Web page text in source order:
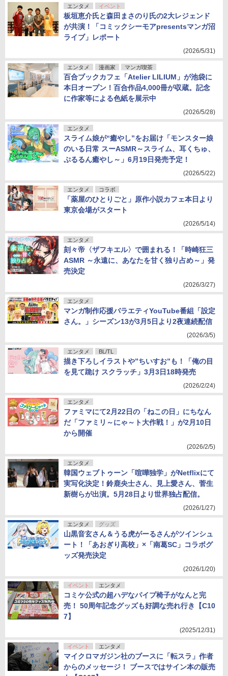
エンタメ イベント
板垣恵介氏と森田まさのり氏の2大レジェンド
が共演！「コミックシーモアpresentsマンガ沼
ライブ」レポート
(2026/5/31)
エンタメ 漫画家 マンガ喫茶
百合ブックカフェ「Atelier LILIUM」が池袋に
本日オープン！百合作品4,000冊が収蔵。記念
に作家等による色紙を展示中
(2026/5/28)
エンタメ
スライム娘が“癒やし”をお届け「モンスター娘
のいる日常 スーASMR～スライム、耳くちゅ、
ぷるるん癒やし～」6月19日発売予定！
(2026/5/22)
エンタメ コラボ
「薬屋のひとりごと」原作小説カフェ本日より
東京会場がスタート
(2026/5/14)
エンタメ
刻々帝〈ザフキエル〉で囲まれる！「時崎狂三
ASMR ～永遠に、あなたを甘く独り占め～」発
売決定
(2026/3/27)
エンタメ
マンガ制作応援バラエティYouTube番組「設定
さん。」シーズン13が3月5日より2夜連続配信
(2026/3/5)
エンタメ BL/TL
描き下ろしイラストや”ちいすお”も！「俺の目
を見て跪け スクラッチ」3月3日18時発売
(2026/2/24)
エンタメ
ファミマにて2月22日の「ねこの日」にちなん
だ「ファミリ～にゃ～ト大作戦！」が2月10日
から開催
(2026/2/5)
エンタメ
韓国ウェブトゥーン「喧嘩独学」がNetflixにて
実写化決定！鈴鹿央士さん、見上愛さん、菅生
新樹らが出演。5月28日より世界独占配信。
(2026/1/27)
エンタメ グッズ
山黒音玄さん＆うる虎がーるさんがツインシュ
ート！「あおぎり高校」×「南葛SC」コラボグ
ッズ発売決定
(2026/1/20)
イベント エンタメ
コミケ公式の超ハデなパイプ椅子がなんと完
売！ 50周年記念グッズも好調な売れ行き【C10
7】
(2025/12/31)
イベント エンタメ
マイクロマガジン社のブースに「転スラ」作者
からのメッセージ！ ブースではサイン本の販売